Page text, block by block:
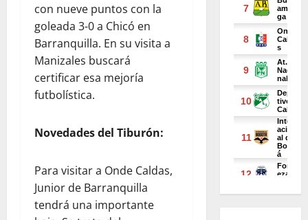
con nueve puntos con la
goleada 3-0 a Chicó en
Barranquilla. En su visita a
Manizales buscará
certificar esa mejoría
futbolística.
Novedades del Tiburón:
Para visitar a Onde Caldas,
Junior de Barranquilla
tendrá una importante